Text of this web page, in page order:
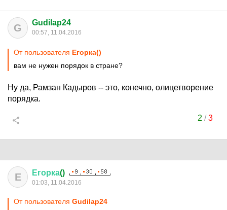
G Gudilap24
00:57, 11.04.2016
От пользователя Егорка()
вам не нужен порядок в стране?
Ну да, Рамзан Кадыров -- это, конечно, олицетворение
порядка.
2 /3
Е Егорка()
01:03, 11.04.2016
От пользователя Gudilap24